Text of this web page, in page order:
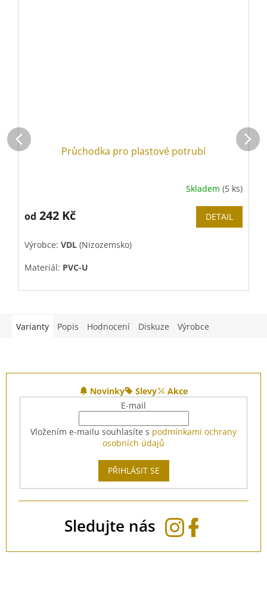
Průchodka pro plastové potrubí
Skladem (5 ks)
od 242 Kč DETAIL
Výrobce: VDL (Nizozemsko)
Materiál: PVC-U
Těsnění:EPDM
Varianty Popis Hodnocení Diskuze Výrobce
Novinky Slevy
Akce
E-mail
Vložením e-mailu souhlasíte s podmínkami ochrany
osobních údajů
PŘIHLÁSIT SE
Sledujte nás